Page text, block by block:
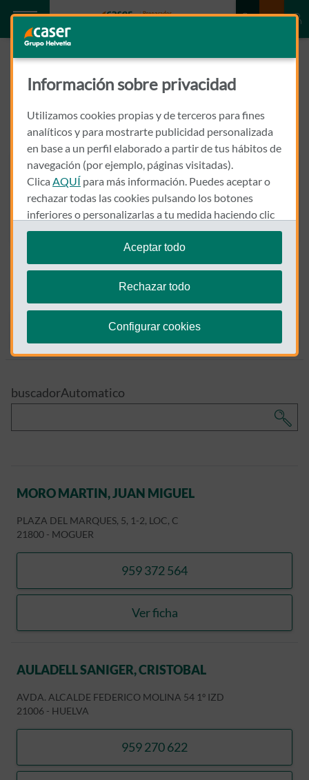
Cuadro médico
Caser Huelva
Descargar el cuadro médico
Resultados de búsqueda
Mapa
buscadorAutomatico
MORO MARTIN, JUAN MIGUEL
PLAZA DEL MARQUES, 5, 1-2, LOC, C
21800 - MOGUER
959 372 564
llamar MORO MARTIN,
Ver ficha
MORO MARTIN, JUAN
AULADELL SANIGER, CRISTOBAL
AVDA. ALCALDE FEDERICO MOLINA 54 1º IZD
21006 - HUELVA
959 270 622
llamar AULADELL
Información sobre privacidad
Utilizamos cookies propias y de terceros para fines
analíticos y para mostrarte publicidad personalizada
en base a un perfil elaborado a partir de tus hábitos de
navegación (por ejemplo, páginas visitadas).
Clica AQUÍ para más información. Puedes aceptar o
rechazar todas las cookies pulsando los botones
inferiores o personalizarlas a tu medida haciendo clic
en"configurar cookies".
Te recordamos que puedes modificar tus ajustes de
cookies en cualquier momento en la sección
Aceptar todo
Rechazar todo
Configurar cookies